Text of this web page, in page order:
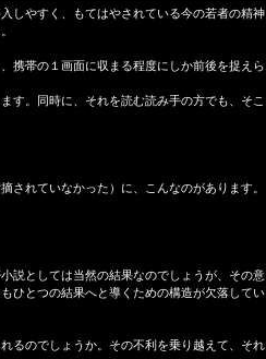
しやすく、もてはやされている今の若者の精神
携帯の１画面に収まる程度にしか前後を捉えら
す。同時に、それを読む読み手の方でも、そこ
れていなかった）に、こんなのがあります。
説としては当然の結果なのでしょうが、その意
ひとつの結果へと導くための構造が欠落してい
るのでしょうか。その不利を乗り越えて、それ